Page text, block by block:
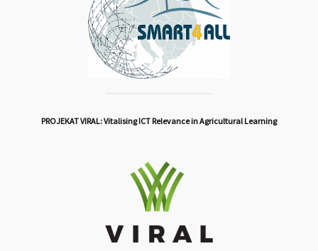
PROJEKAT VIRAL: Vitalising ICT Relevance in Agricultural Learning